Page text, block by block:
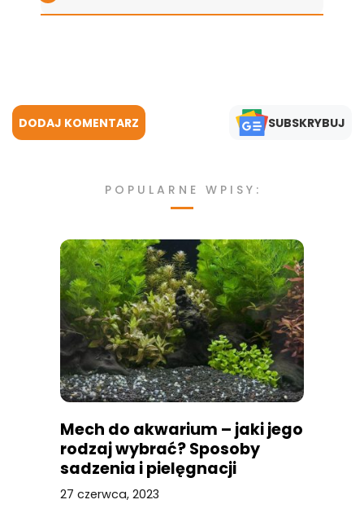
DODAJ KOMENTARZ SUBSKRYBUJ
POPULARNE WPISY:
Mech do akwarium – jaki jego
rodzaj wybrać? Sposoby
sadzenia i pielęgnacji
27 czerwca, 2023